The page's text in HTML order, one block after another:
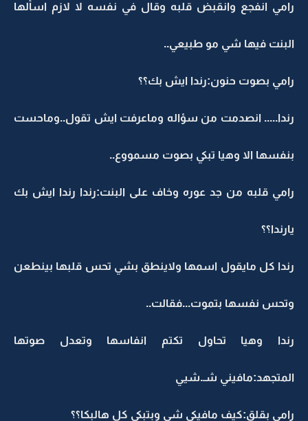
رامي انفجع وانقبض قلبه وقال في نفسه لا لازم اسألها
البنت فيها شي مو طبيعي..
رامي بصوت حنون:رندا ايش بك؟؟
رندا..... انصدمت من سؤاله وماعرفت ايش تقول..وماحست
بنفسها الا وهيا تبكي بصوت مسمووع..
رامي قلبه من جد عوره وخاف على البنت:رندا رندا ايش بك
يارندا؟؟
رندا كل مايقول اسمها ولاينطق بشي تحس قلبها بينطعن
وتحس نفسها بتموت...فقالت..
رندا وهيا تحاول تكتم انفاسها وتعدل صوتها
المتجهد:مافيني شـ.شيي
رامي بقلق:كيف مافيكي شي وبتبكي كل هالبكا؟؟